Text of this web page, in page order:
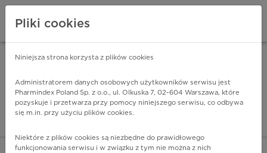
Pharmindex - lider
ZALOGUJ SIĘ
Pliki cookies
Niniejsza strona korzysta z plików cookies
Administratorem danych osobowych użytkowników serwisu jest
Pharmindex Poland Sp. z o.o., ul. Olkuska 7, 02-604 Warszawa, które
pozyskuje i przetwarza przy pomocy niniejszego serwisu, co odbywa
się m.in. przy użyciu plików cookies.
Niektóre z plików cookies są niezbędne do prawidłowego
funkcjonowania serwisu i w związku z tym nie można z nich
ZA DARMO - w Google Play INSTALUJ